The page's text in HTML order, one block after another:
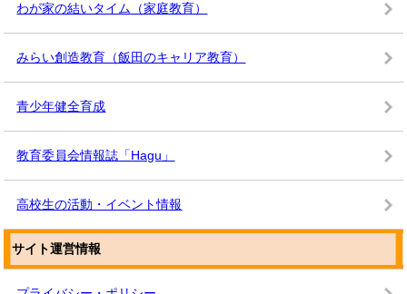
わが家の結いタイム（家庭教育）
みらい創造教育（飯田のキャリア教育）
青少年健全育成
教育委員会情報誌「Hagu」
高校生の活動・イベント情報
サイト運営情報